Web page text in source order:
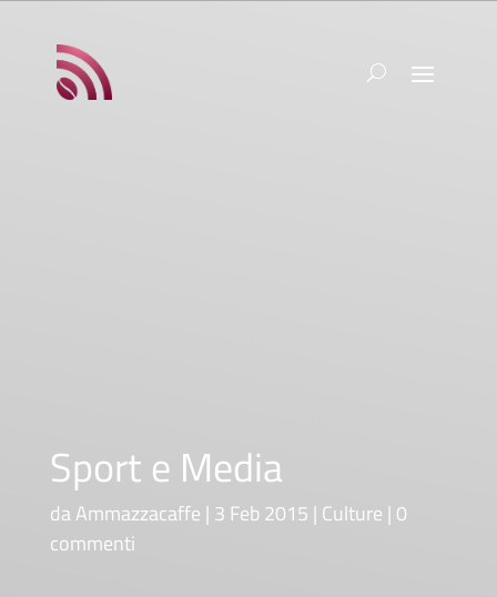
Sport e Media
daAmmazzacaffe 3 Feb 2015 Culture 0
commenti